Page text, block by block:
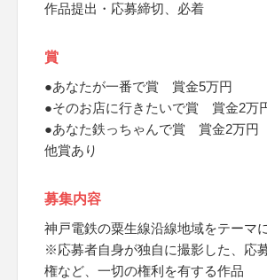
作品提出・応募締切、必着
賞
●あなたが一番で賞 賞金5万円
●そのお店に行きたいで賞 賞金2万
●あなた鉄っちゃんで賞 賞金2万円
他賞あり
募集内容
神戸電鉄の粟生線沿線地域をテーマ
※応募者自身が独自に撮影した、応
権など、一切の権利を有する作品